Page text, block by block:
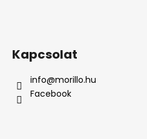
Kapcsolat
info@morillo.hu
Facebook